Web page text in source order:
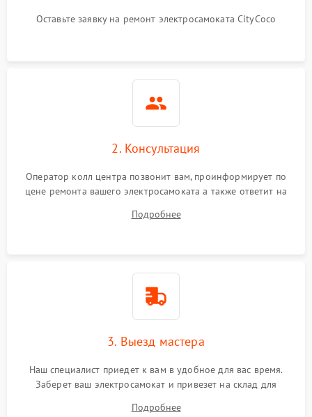
Оставьте заявку на ремонт электросамоката CityCoco
2. Консультация
Оператор колл центра позвонит вам, проинформирует по
цене ремонта вашего электросамоката а также ответит на
Подробнее
3. Выезд мастера
Наш специалист приедет к вам в удобное для вас время.
Заберет ваш электросамокат и привезет на склад для
Подробнее